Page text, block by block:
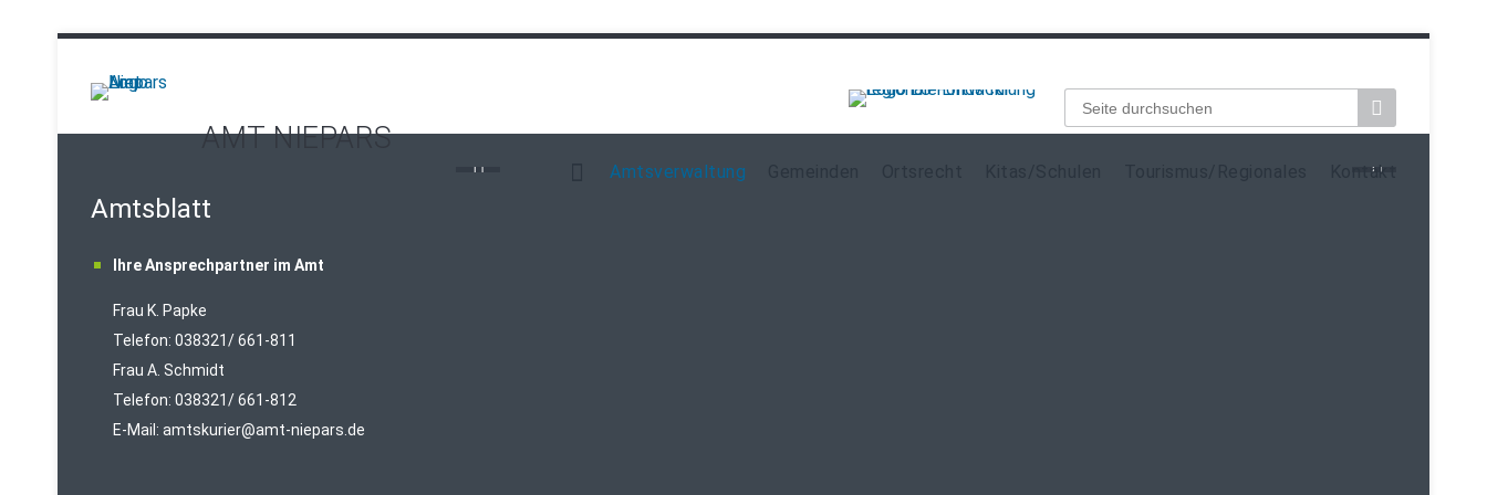
AMT NIEPARS
Suchbegriffe
überspringenAmtsverwaltung Kontakt
Amtsblatt
Ihre Ansprechpartner im Amt
Frau K. Papke
Telefon: 038321/ 661-811
Frau A. Schmidt
Telefon: 038321/ 661-812
E-Mail: amtskurier@amt-niepars.de